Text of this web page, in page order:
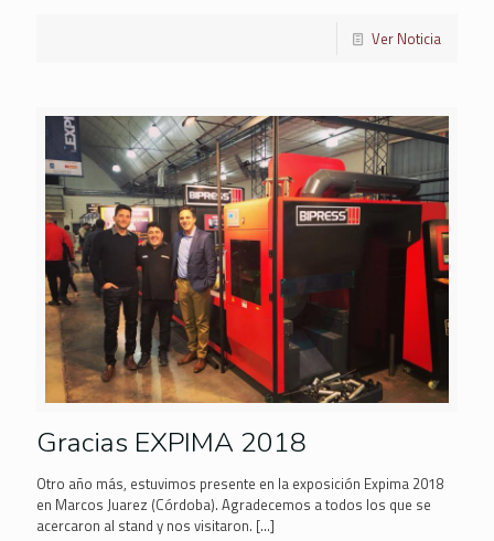
Ver Noticia
Gracias EXPIMA 2018
Otro año más, estuvimos presente en la exposición Expima 2018
en Marcos Juarez (Córdoba). Agradecemos a todos los que se
acercaron al stand y nos visitaron. […]